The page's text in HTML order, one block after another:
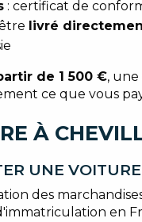
: certificat de
livré
de 1 500 €, une
ce que vous
À
UNE
des
en